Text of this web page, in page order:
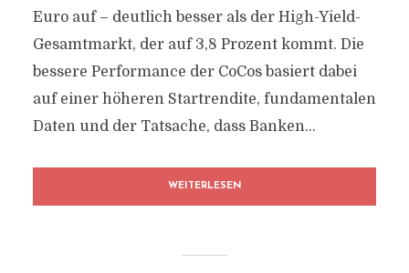
Euro auf – deutlich besser als der High-Yield-
Gesamtmarkt, der auf 3,8 Prozent kommt. Die
bessere Performance der CoCos basiert dabei
auf einer höheren Startrendite, fundamentalen
Daten und der Tatsache, dass Banken...
WEITERLESEN